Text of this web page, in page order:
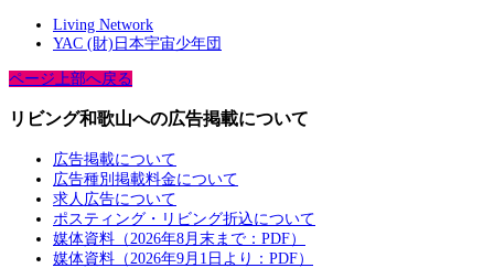
Living Network
YAC (財)日本宇宙少年団
ページ上部へ戻る
リビング和歌山への広告掲載について
広告掲載について
広告種別掲載料金について
求人広告について
ポスティング・リビング折込について
媒体資料（2026年8月末まで：PDF）
媒体資料（2026年9月1日より：PDF）